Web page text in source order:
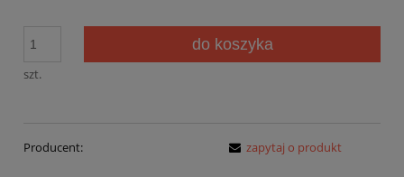
szt.
do koszyka
Producent: zapytaj o produkt